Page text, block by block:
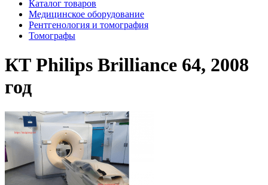
Каталог товаров
Медицинское оборудование
Рентгенология и томография
Томографы
КТ Philips Brilliance 64, 2008
год